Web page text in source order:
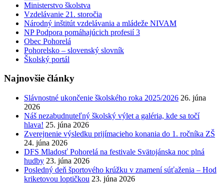
Ministerstvo školstva
Vzdelávanie 21. storočia
Národný inštitút vzdelávania a mládeže NIVAM
NP Podpora pomáhajúcich profesií 3
Obec Pohorelá
Pohorelsko – slovenský slovník
Školský portál
Najnovšie články
Slávnostné ukončenie školského roka 2025/2026 26. júna
2026
Náš nezabudnuteľný školský výlet a galéria, kde sa točí
hlava! 25. júna 2026
Zverejnenie výsledku prijímacieho konania do 1. ročníka ZŠ
24. júna 2026
DFS Mladosť Pohorelá na festivale Svätojánska noc plná
hudby 23. júna 2026
Posledný deň športového krúžku v znamení súťaženia – Hod
kriketovou loptičkou 23. júna 2026